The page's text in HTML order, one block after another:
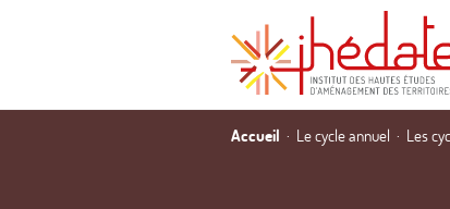
Accueil Le cycle annuel Les